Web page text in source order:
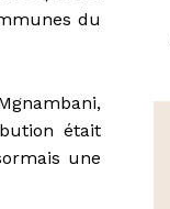
du
était
une